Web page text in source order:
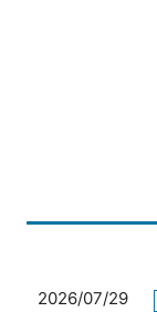
2026/07/29